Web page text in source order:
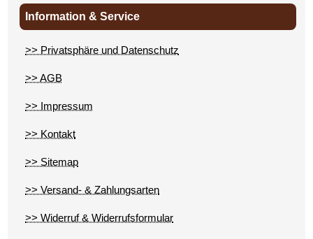
Information & Service
>> Privatsphäre und Datenschutz
>> AGB
>> Impressum
>> Kontakt
>> Sitemap
>> Versand- & Zahlungsarten
>> Widerruf & Widerrufsformular